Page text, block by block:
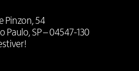
Pinzon, 54
Paulo, SP – 04547-130